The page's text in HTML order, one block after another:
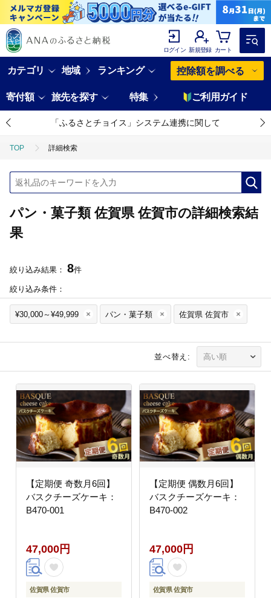
ログイン 新規登録 カート
カテゴリ 地域 ランキング 控除額を調べる
寄付額 旅先を探す 特集 ご利用ガイド
「ふるさとチョイス」システム連携に関して
TOP 詳細検索
パン・菓子類 佐賀県 佐賀市の詳細検索結
果
絞り込み結果： 8件
絞り込み条件：
¥30,000～¥49,999 パン・菓子類 佐賀県 佐賀市
並べ替え:
【定期便 奇数月6回】
バスクチーズケーキ：
B470-001
47,000円
佐賀県 佐賀市
【定期便 偶数月6回】
バスクチーズケーキ：
B470-002
47,000円
佐賀県 佐賀市